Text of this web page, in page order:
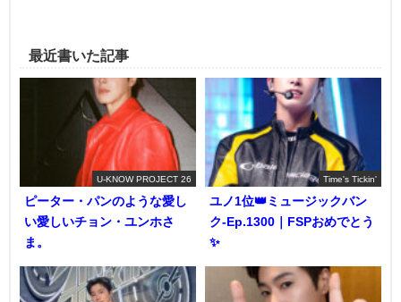
最近書いた記事
U-KNOW PROJECT 26
ピーター・パンのような愛し
い愛しいチョン・ユンホさ
ま。
Time's Tickin'
ユノ1位👑ミュージックバン
ク-Ep.1300｜FSPおめでとう
✨️